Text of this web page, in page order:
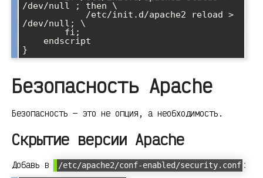
/dev/null ; then \
/dev/null; \
}
Безопасность Apache
Безопасность — это не опция, а необходимость.
Скрытие версии Apache
Добавь в /etc/apache2/conf-enabled/security.conf :